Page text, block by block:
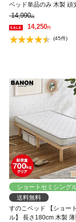
ベッド単品のみ 木製 頑
500kg ヘッドレス 高さ3
14,990円
14,250円
(45件)
ショートセミシング
送料無料
すのこベッド 【ショー
ル】 長さ180cm 木製 薄